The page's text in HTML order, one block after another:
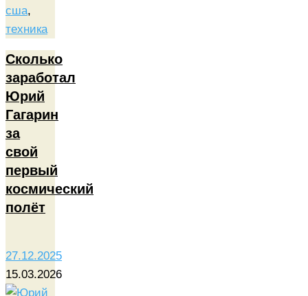
сша,
техника
Сколько
заработал
Юрий
Гагарин
за
свой
первый
космический
полёт
27.12.2025
15.03.2026